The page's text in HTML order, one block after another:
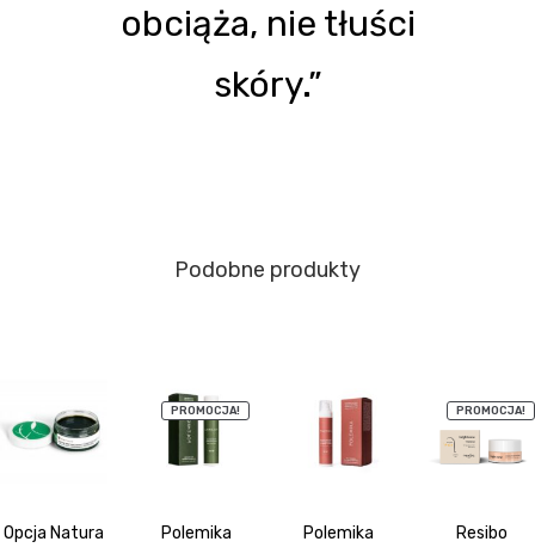
obciąża, nie tłuści
skóry.”
Podobne produkty
Opcja Natura
PROMOCJA!
Polemika Polemika
PROMOCJA!
Resibo